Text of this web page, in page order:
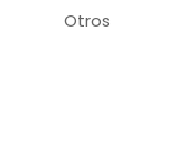
Otros